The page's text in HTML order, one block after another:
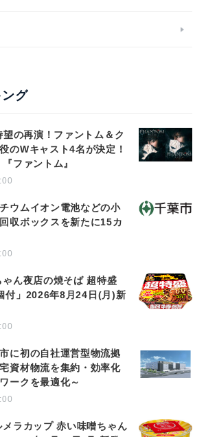
グ
の再演！ファントム＆ク
のWキャスト4名が決定！
ファントム』
ウムイオン電池などの小
収ボックスを新たに15カ
ゃん夜店の焼そば 超特盛
付」2026年8月24日(月)新
に初の自社運営型物流拠
資材物流を集約・効率化
ークを最適化～
メラカップ 赤い味噌ちゃん